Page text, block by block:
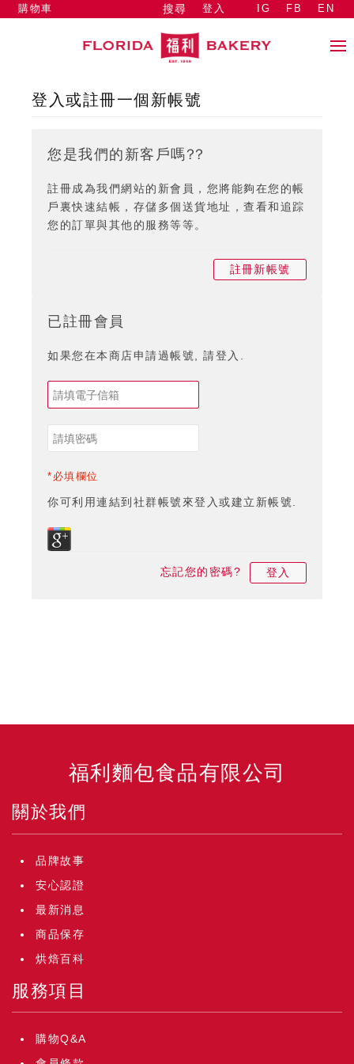
搜尋 登入
購物車 IG FB EN
登入或註冊一個新帳號
您是我們的新客戶嗎??
註冊成為我們網站的新會員，您將能夠在您的帳
戶裏快速結帳，存儲多個送貨地址，查看和追踪
您的訂單與其他的服務等等。
註冊新帳號
已註冊會員
如果您在本商店申請過帳號, 請登入.
*必填欄位
你可利用連結到社群帳號來登入或建立新帳號.
忘記您的密碼? 登入
福利麵包食品有限公司
關於我們
品牌故事
安心認證
最新消息
商品保存
烘焙百科
服務項目
購物Q&A